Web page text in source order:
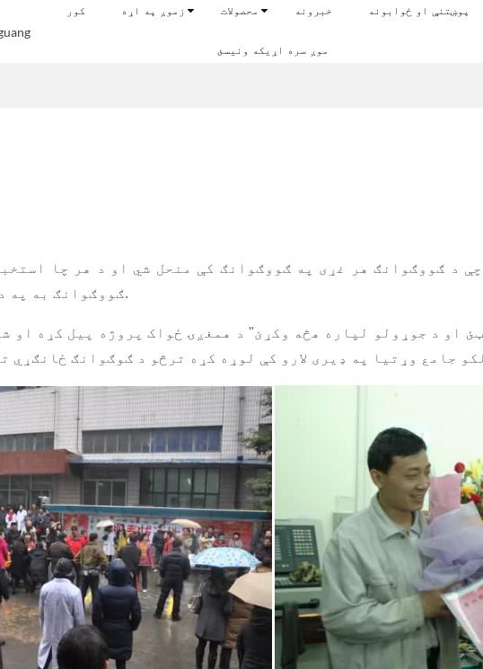
کور زموږ په اړه محصولات خبرونه پوښتنې او ځوابونه
موږ سره اړیکه ونیسئ
د ګووګوانګ هر غړی په ګووګوانګ کې منحل شي او د هر چا
ګووګوانګ به په دوامداره توګه وده وکړي.
او د جوړولو لپاره هڅه وکړئ" د همغږۍ ځواک پروژه پیل کړه او